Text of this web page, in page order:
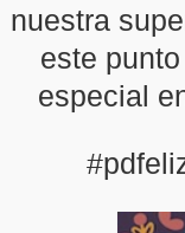
nuestra
este
especial